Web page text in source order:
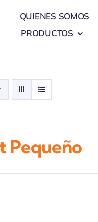
QUIENES SOMOS
PRODUCTOS
Pequeño